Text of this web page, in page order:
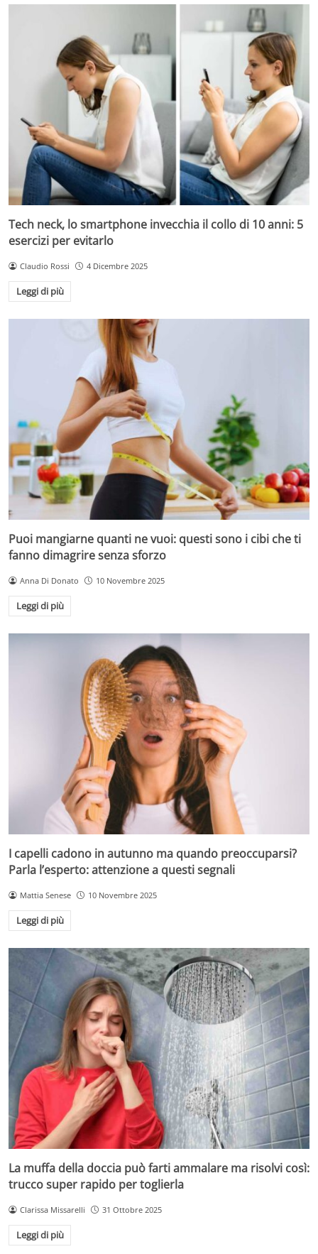
Tech neck, lo smartphone invecchia il collo di 10 anni: 5
esercizi per evitarlo
Claudio Rossi 4 Dicembre 2025
Leggi di più
Puoi mangiarne quanti ne vuoi: questi sono i cibi che ti
fanno dimagrire senza sforzo
Anna Di Donato 10 Novembre 2025
Leggi di più
I capelli cadono in autunno ma quando preoccuparsi?
Parla l’esperto: attenzione a questi segnali
Mattia Senese 10 Novembre 2025
Leggi di più
La muffa della doccia può farti ammalare ma risolvi così:
trucco super rapido per toglierla
Clarissa Missarelli 31 Ottobre 2025
Leggi di più